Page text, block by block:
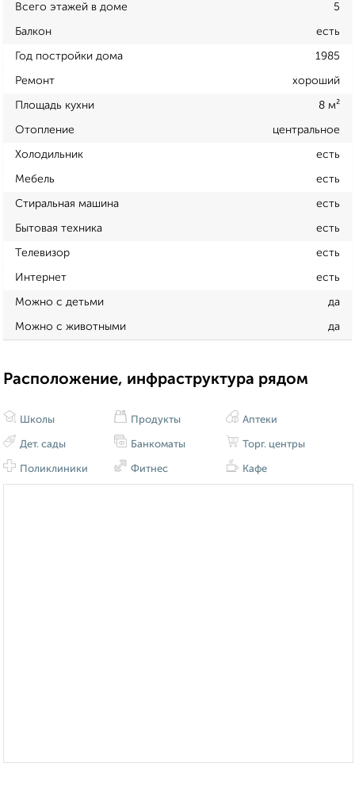
Всего этажей в доме 5
Балкон есть
Год постройки дома 1985
Ремонт хороший
Площадь кухни 8 м²
Отопление центральное
Холодильник есть
Мебель есть
Стиральная машина есть
Бытовая техника есть
Телевизор есть
Интернет есть
Можно с детьми да
Можно с животными да
Расположение, инфраструктура рядом
Школы
Дет. сады
Поликлиники
Продукты
Банкоматы
Фитнес
Аптеки
Торг. центры
Кафе